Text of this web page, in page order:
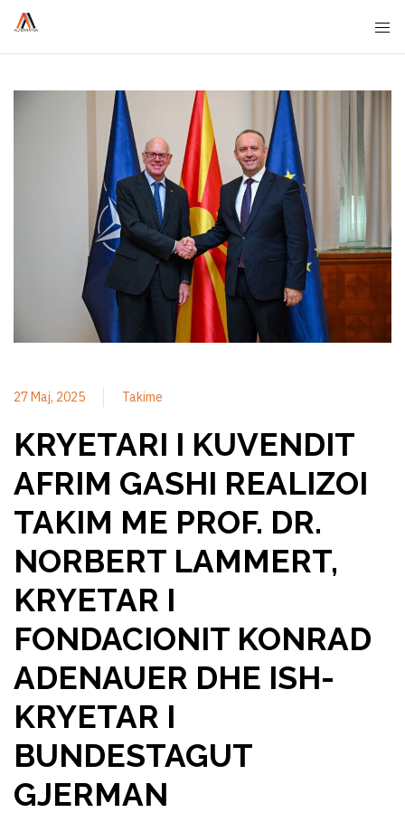
27 Maj, 2025 Takime
KRYETARI I KUVENDIT
AFRIM GASHI REALIZOI
TAKIM ME PROF. DR.
NORBERT LAMMERT,
KRYETAR I
FONDACIONIT KONRAD
ADENAUER DHE ISH-
KRYETAR I
BUNDESTAGUT
GJERMAN